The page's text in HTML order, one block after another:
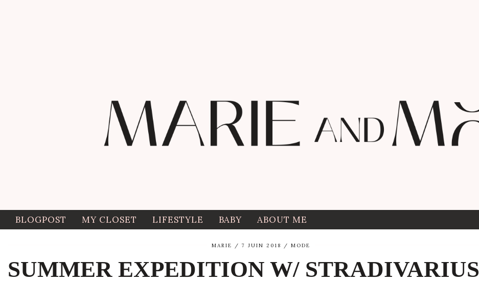
BLOGPOST MY CLOSET LIFESTYLE BABY ABOUT ME
MARIE 7 JUIN 2018 MODE
SUMMER EXPEDITION W/ STRADIVARIUS